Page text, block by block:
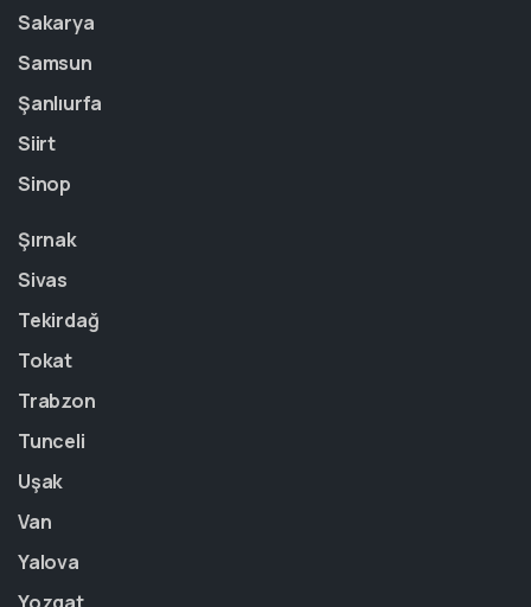
Sakarya
Samsun
Şanlıurfa
Siirt
Sinop
Şırnak
Sivas
Tekirdağ
Tokat
Trabzon
Tunceli
Uşak
Van
Yalova